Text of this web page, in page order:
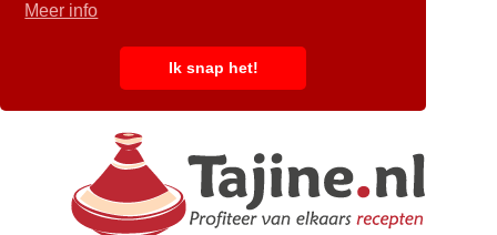
Meer info
Ik snap het!